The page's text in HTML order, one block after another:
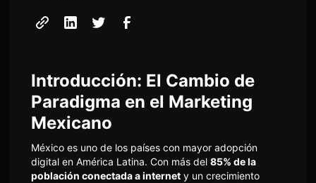
Introducción: El Cambio de
Paradigma en el Marketing
Mexicano
México es uno de los países con mayor adopción
digital en América Latina. Con más del 85% de la
población conectada a internety un crecimiento